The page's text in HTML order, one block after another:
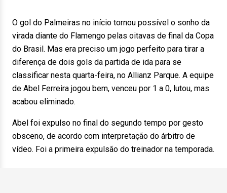
O gol do Palmeiras no início tornou possível o sonho da
virada diante do Flamengo pelas oitavas de final da Copa
do Brasil. Mas era preciso um jogo perfeito para tirar a
diferença de dois gols da partida de ida para se
classificar nesta quarta-feira, no Allianz Parque. A equipe
de Abel Ferreira jogou bem, venceu por 1 a 0, lutou, mas
acabou eliminado.
Abel foi expulso no final do segundo tempo por gesto
obsceno, de acordo com interpretação do árbitro de
vídeo. Foi a primeira expulsão do treinador na temporada.